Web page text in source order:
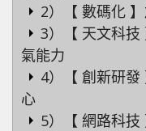
2）【 數碼化
3）【 天文科技
氣能力
4）【 創新研發
心
5）【 網路科技